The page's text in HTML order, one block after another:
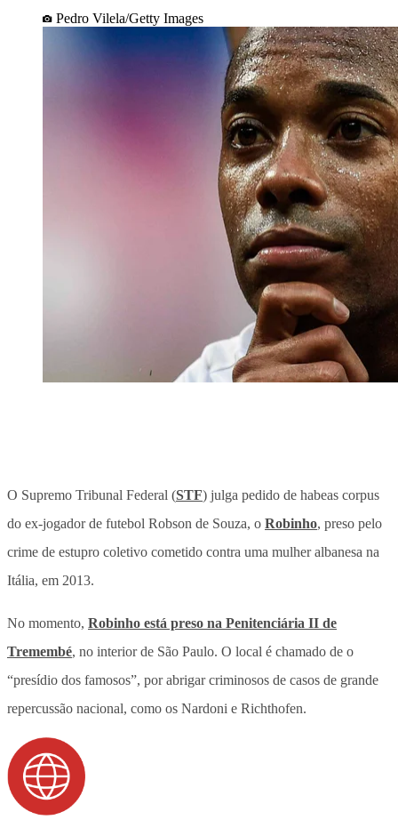
Pedro Vilela/Getty Images
O Supremo Tribunal Federal (STF) julga pedido de habeas corpus
do ex-jogador de futebol Robson de Souza, o Robinho, preso pelo
crime de estupro coletivo cometido contra uma mulher albanesa na
Itália, em 2013.
No momento, Robinho está preso na Penitenciária II de
Tremembé, no interior de São Paulo. O local é chamado de o
“presídio dos famosos”, por abrigar criminosos de casos de grande
repercussão nacional, como os Nardoni e Richthofen.